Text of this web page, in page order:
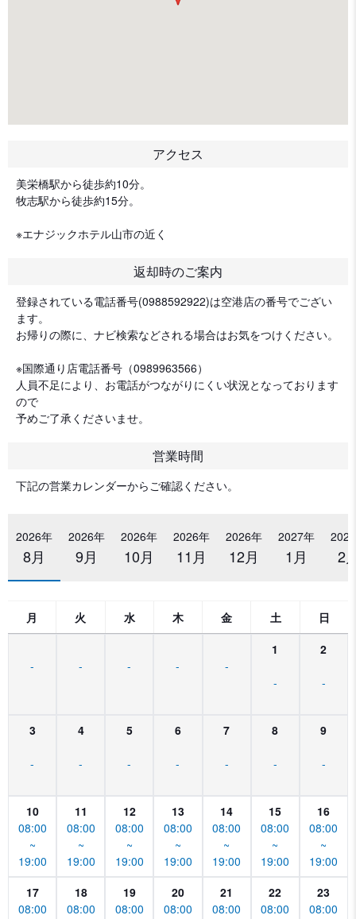
アクセス
美栄橋駅から徒歩約10分。
牧志駅から徒歩約15分。
※エナジックホテル山市の近く
返却時のご案内
登録されている電話番号(0988592922)は空港店の番号でござい
ます。
お帰りの際に、ナビ検索などされる場合はお気をつけください。
※国際通り店電話番号（0989963566）
人員不足により、お電話がつながりにくい状況となっております
ので
予めご了承くださいませ。
営業時間
下記の営業カレンダーからご確認ください。
2026年
8月
2026年
9月
2026年
10月
2026年
11月
2026年
12月
2027年
1月 2
月 火 水 木 金 土 日
- - - - -
1
-
2
-
3
-
4
-
5
-
6
-
7
-
8
-
9
-
10
08:00
~
19:00
11
08:00
~
19:00
12
08:00
~
19:00
13
08:00
~
19:00
14
08:00
~
19:00
15
08:00
~
19:00
16
08:00
~
19:00
17
08:00
18
08:00
19
08:00
20
08:00
21
08:00
22
08:00
23
08:00